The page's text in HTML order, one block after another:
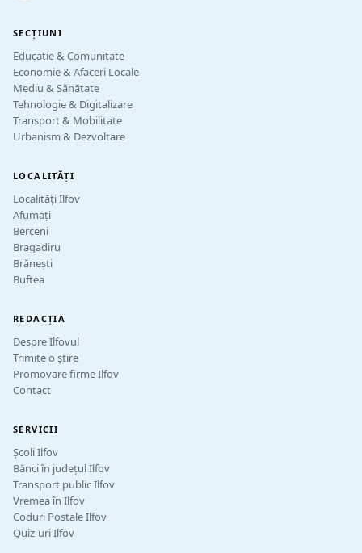
SECȚIUNI
Educație & Comunitate
Economie & Afaceri Locale
Mediu & Sănătate
Tehnologie & Digitalizare
Transport & Mobilitate
Urbanism & Dezvoltare
LOCALITĂȚI
Localități Ilfov
Afumați
Berceni
Bragadiru
Brănești
Buftea
REDACȚIA
Despre Ilfovul
Trimite o știre
Promovare firme Ilfov
Contact
SERVICII
Școli Ilfov
Bănci în județul Ilfov
Transport public Ilfov
Vremea în Ilfov
Coduri Postale Ilfov
Quiz-uri Ilfov